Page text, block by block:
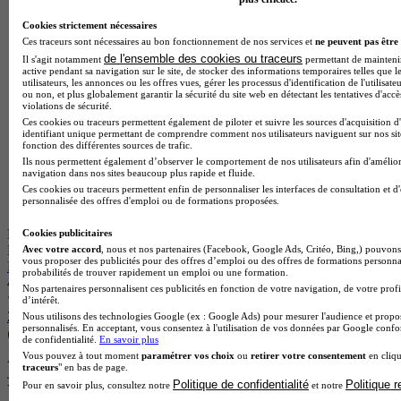
École partenaire
ESG Finance
Mastère 2 - Gestion de Patrimoine et Gestion privée
4.0
20 avis
Courbevoie 92400
Alternance possible
Je m’informe gratuitement
Voir plus de formations similaires
Cookies strictement nécessaires
Ces traceurs sont nécessaires au bon fonctionnement de nos services et ne peuvent pas être
Il s'agit notamment de l'ensemble des cookies ou traceurs permettant de
active pendant sa navigation sur le site, de stocker des informations temporaires telles que
utilisateurs, les annonces ou les offres vues, gérer les processus d'identification de
ou non, et plus globalement garantir la sécurité du site web en détectant les tentatives
violations de sécurité.
Ces cookies ou traceurs permettent également de piloter et suivre les sources d'acquisition
identifiant unique permettant de comprendre comment nos utilisateurs naviguent sur nos
fonction des différentes sources de trafic.
Ils nous permettent également d’observer le comportement de nos utilisateurs afin
navigation dans nos sites beaucoup plus rapide et fluide.
Ces cookies ou traceurs permettent enfin de personnaliser les interfaces de consultation et
personnalisée des offres d'emploi ou de formations proposées.
Cookies publicitaires
Avec votre accord , nous et nos partenaires (Facebook, Google Ads, Critéo, Bing,)
vous proposer des publicités pour des offres d’emploi ou des offres de formations
probabilités de trouver rapidement un emploi ou une formation.
Nos partenaires personnalisent ces publicités en fonction de votre navigation, de votre
d’intérêt.
Nous utilisons des technologies Google (ex : Google Ads) pour mesurer l'audience et
personnalisés. En acceptant, vous consentez à l'utilisation de vos données par Google
de confidentialité. En savoir plus
Vous pouvez à tout moment paramétrer vos choix ou retirer votre consentement en
traceurs" en bas de page.
Pour en savoir plus, consultez notre Politique de confidentialité et notre Politique